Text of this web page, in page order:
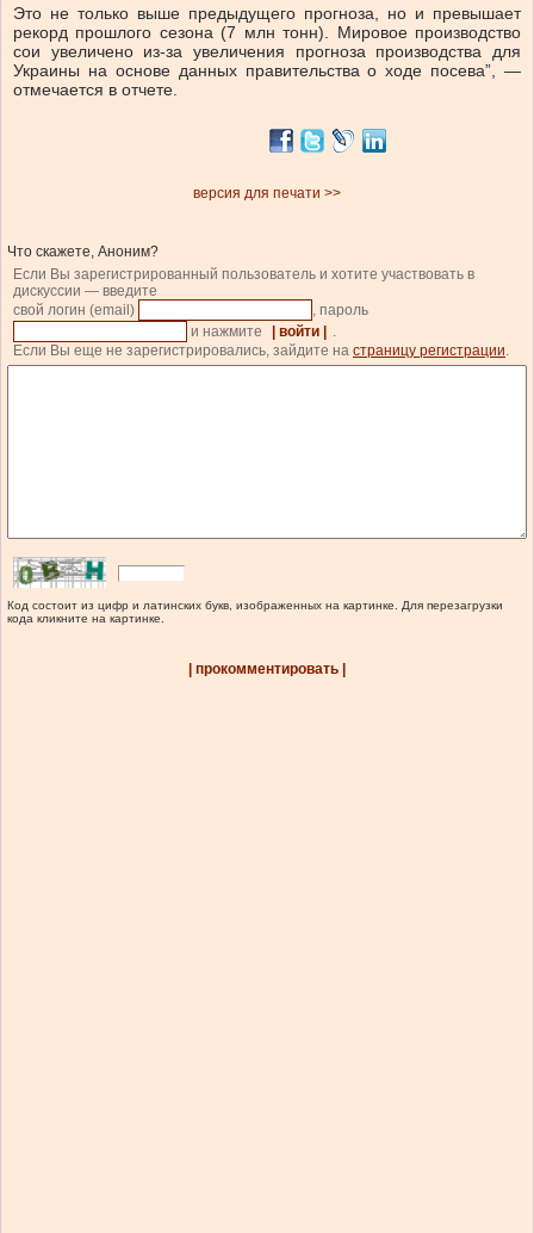
Это не только выше предыдущего прогноза, но и превышает
рекорд прошлого сезона (7 млн тонн). Мировое производство
сои увеличено из-за увеличения прогноза производства для
Украины на основе данных правительства о ходе посева”, —
отмечается в отчете.
версия для печати >>
Что скажете, Аноним?
Если Вы зарегистрированный пользователь и хотите участвовать в
дискуссии — введите
свой логин (email)
, пароль
и нажмите
| войти |
.
Если Вы еще не зарегистрировались, зайдите на страницу регистрации.
Код состоит из цифр и латинских букв, изображенных на картинке. Для перезагрузки
кода кликните на картинке.
| прокомментировать |